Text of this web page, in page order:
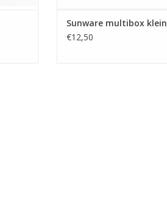
Sunware multibox klein
€12,50